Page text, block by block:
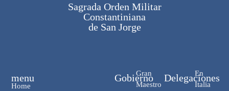
Sagrada Orden Militar
Constantiniana
de San Jorge
Gobierno
Gran
Maestro
Delegaciones
En
Italia
menu
Home